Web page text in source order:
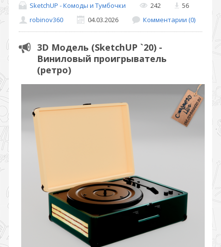
SketchUP - Комоды и Тумбочки 242
56
robinov360
04.03.2026 Комментарии (0)
3D Модель (SketchUP `20) -
Виниловый проигрыватель
(ретро)